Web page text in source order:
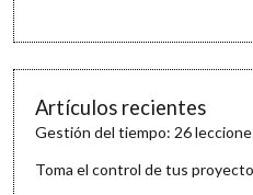
Artículos recientes
Gestión del tiempo: 26
Toma el control de tus